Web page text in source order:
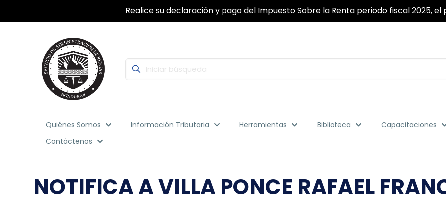
Con la Firma Electrónica Avanzada, seguridad y fiabilidad garantizada para que pueda realizar
Quiénes Somos Información Tributaria Herramientas Biblioteca
Capacitaciones
Contáctenos
NOTIFICA A VILLA PONCE RAFAEL